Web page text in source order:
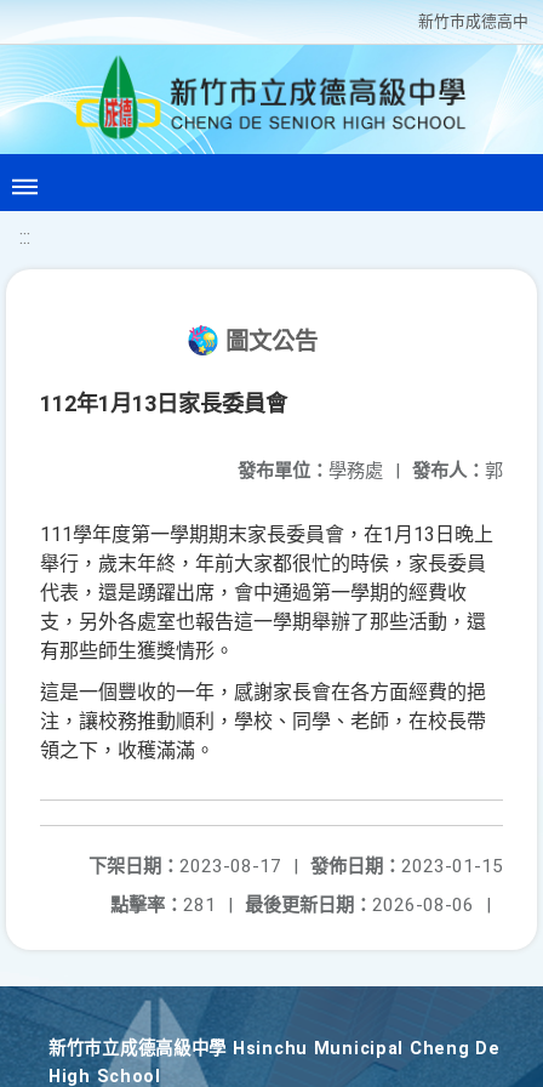
新竹巿成德高中
:::
圖文公告
112年1月13日家長委員會
發布人： 郭
發布單位： 學務處 |
111學年度第一學期期末家長委員會，在1月13日晚上
舉行，歲末年終，年前大家都很忙的時侯，家長委員
代表，還是踴躍出席，會中通過第一學期的經費收
支，另外各處室也報告這一學期舉辦了那些活動，還
有那些師生獲獎情形。
這是一個豐收的一年，感謝家長會在各方面經費的挹
注，讓校務推動順利，學校、同學、老師，在校長帶
領之下，收穫滿滿。
發佈日期： 2023-01-15
下架日期： 2023-08-17
|
最後更新日期： 2026-08-06 |
點擊率： 281 |
新竹巿立成德高級中學 Hsinchu Municipal Cheng De
High School